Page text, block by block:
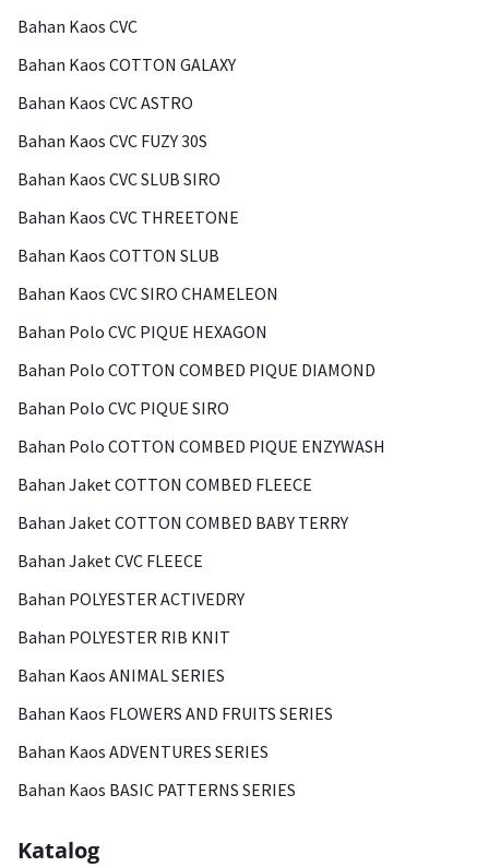
Bahan Kaos CVC
Bahan Kaos COTTON GALAXY
Bahan Kaos CVC ASTRO
Bahan Kaos CVC FUZY 30S
Bahan Kaos CVC SLUB SIRO
Bahan Kaos CVC THREETONE
Bahan Kaos COTTON SLUB
Bahan Kaos CVC SIRO CHAMELEON
Bahan Polo CVC PIQUE HEXAGON
Bahan Polo COTTON COMBED PIQUE DIAMOND
Bahan Polo CVC PIQUE SIRO
Bahan Polo COTTON COMBED PIQUE ENZYWASH
Bahan Jaket COTTON COMBED FLEECE
Bahan Jaket COTTON COMBED BABY TERRY
Bahan Jaket CVC FLEECE
Bahan POLYESTER ACTIVEDRY
Bahan POLYESTER RIB KNIT
Bahan Kaos ANIMAL SERIES
Bahan Kaos FLOWERS AND FRUITS SERIES
Bahan Kaos ADVENTURES SERIES
Bahan Kaos BASIC PATTERNS SERIES
Katalog